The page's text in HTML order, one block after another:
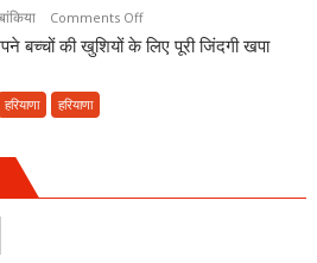
पूरा
करना
Comments Offon
पिता
आई
बच्चों की खुशियों के लिए पूरी जिंदगी खपा
हरियाणा हरियाणा